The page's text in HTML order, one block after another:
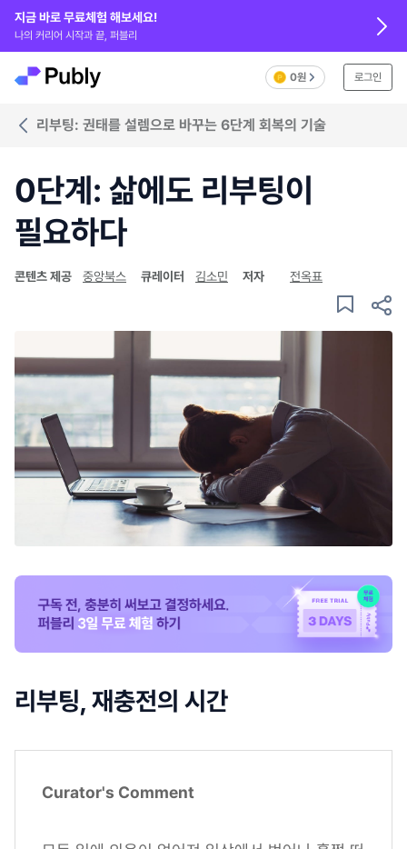
지금 바로 무료체험 해보세요!
나의 커리어 시작과 끝, 퍼블리
0원 로그인
리부팅: 권태를 설렘으로 바꾸는 6단계 회복의 기술
0단계: 삶에도 리부팅이
필요하다
콘텐츠 제공 중앙북스 큐레이터 김소민 저자 전옥표
리부팅, 재충전의 시간
Curator's Comment